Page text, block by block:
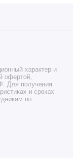
характер и
офертой,
Для получения
и сроках
по